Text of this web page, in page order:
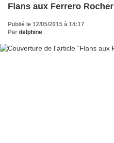
Flans aux Ferrero Rocher
Publié le 12/05/2015 à 14:17
Par delphine